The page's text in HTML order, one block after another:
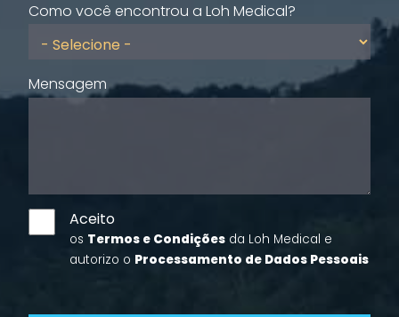
Como você encontrou a Loh Medical?
Mensagem
Aceito
os Termos e Condições da Loh Medical e
autorizo o Processamento de Dados Pessoais